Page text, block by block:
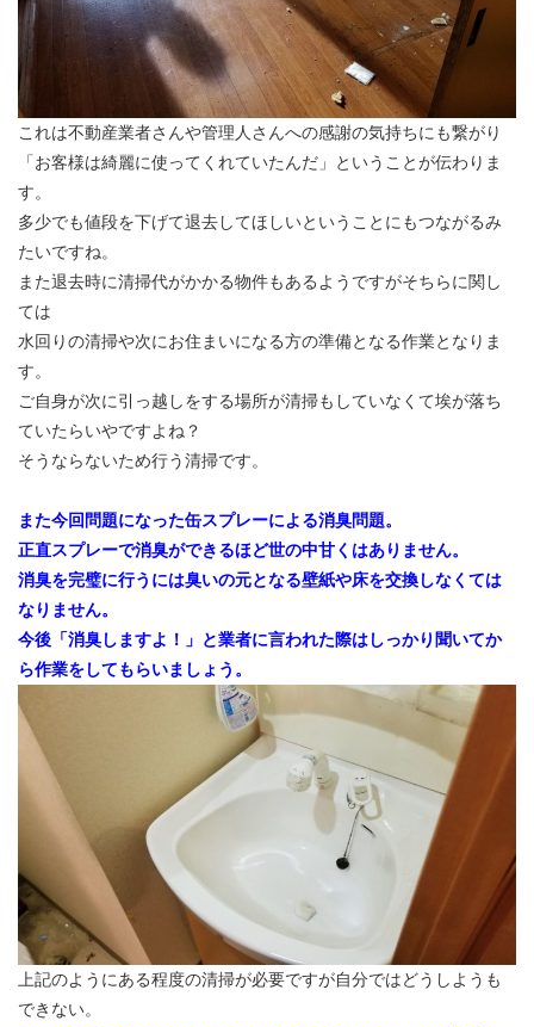
これは不動産業者さんや管理人さんへの感謝の気持ちにも繋がり
「お客様は綺麗に使ってくれていたんだ」ということが伝わりま
す。
多少でも値段を下げて退去してほしいということにもつながるみ
たいですね。
また退去時に清掃代がかかる物件もあるようですがそちらに関し
ては
水回りの清掃や次にお住まいになる方の準備となる作業となりま
す。
ご自身が次に引っ越しをする場所が清掃もしていなくて埃が落ち
ていたらいやですよね？
そうならないため行う清掃です。
また今回問題になった缶スプレーによる消臭問題。
正直スプレーで消臭ができるほど世の中甘くはありません。
消臭を完璧に行うには臭いの元となる壁紙や床を交換しなくては
なりません。
今後「消臭しますよ！」と業者に言われた際はしっかり聞いてか
ら作業をしてもらいましょう。
上記のようにある程度の清掃が必要ですが自分ではどうしようも
できない。